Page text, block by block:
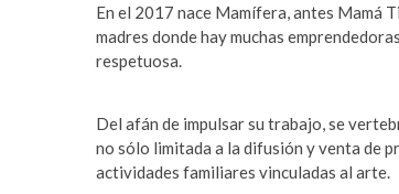
En el 2017 nace Mamífera, antes Mamá
madres donde hay muchas
respetuosa.
Del afán de impulsar su trabajo, se
no sólo limitada a la difusión y venta de
actividades familiares vinculadas al arte.